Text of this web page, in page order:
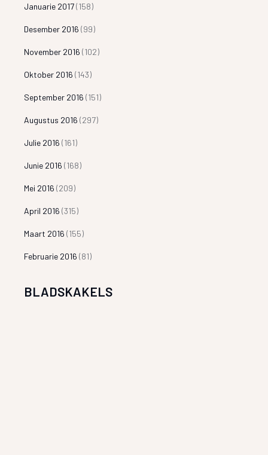
Januarie 2017(158)
Desember 2016 (99)
November 2016 (102)
Oktober 2016 (143)
September 2016 (151)
Augustus 2016 (297)
Julie 2016 (161)
Junie 2016 (168)
Mei 2016 (209)
April 2016 (315)
Maart 2016 (155)
Februarie 2016 (81)
BLADSKAKELS